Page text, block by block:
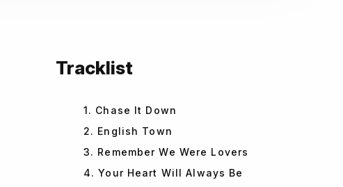
Tracklist
1. Chase It Down
2. English Town
3. Remember We Were Lovers
4. Your Heart Will Always Be